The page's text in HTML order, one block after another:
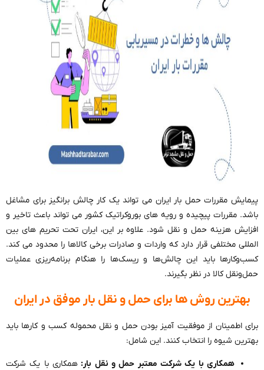
پیمایش مقررات حمل بار ایران می تواند یک کار چالش برانگیز برای مشاغل
باشد. مقررات پیچیده و رویه های بوروکراتیک کشور می تواند باعث تاخیر و
افزایش هزینه حمل و نقل شود. علاوه بر این، ایران تحت تحریم های بین
المللی مختلفی قرار دارد که واردات و صادرات برخی کالاها را محدود می کند.
کسب‌وکارها باید این چالش‌ها و ریسک‌ها را هنگام برنامه‌ریزی عملیات
حمل‌ونقل کالا در نظر بگیرند.
بهترین روش ها برای حمل و نقل بار موفق در ایران
برای اطمینان از موفقیت آمیز بودن حمل و نقل محموله کسب و کارها باید
بهترین شیوه را انتخاب کنند. این شامل:
همکاری با یک شرکت معتبر حمل و نقل بار: همکاری با یک شرکت